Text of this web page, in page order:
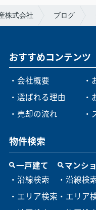
株式会社 ブログ
おすすめコンテンツ
・会社概要
・選ばれる理由
・売却の流れ
・
・
・
物件検索
一戸建て
・沿線検索
・エリア検索
マンシ
・沿線検
・エリア